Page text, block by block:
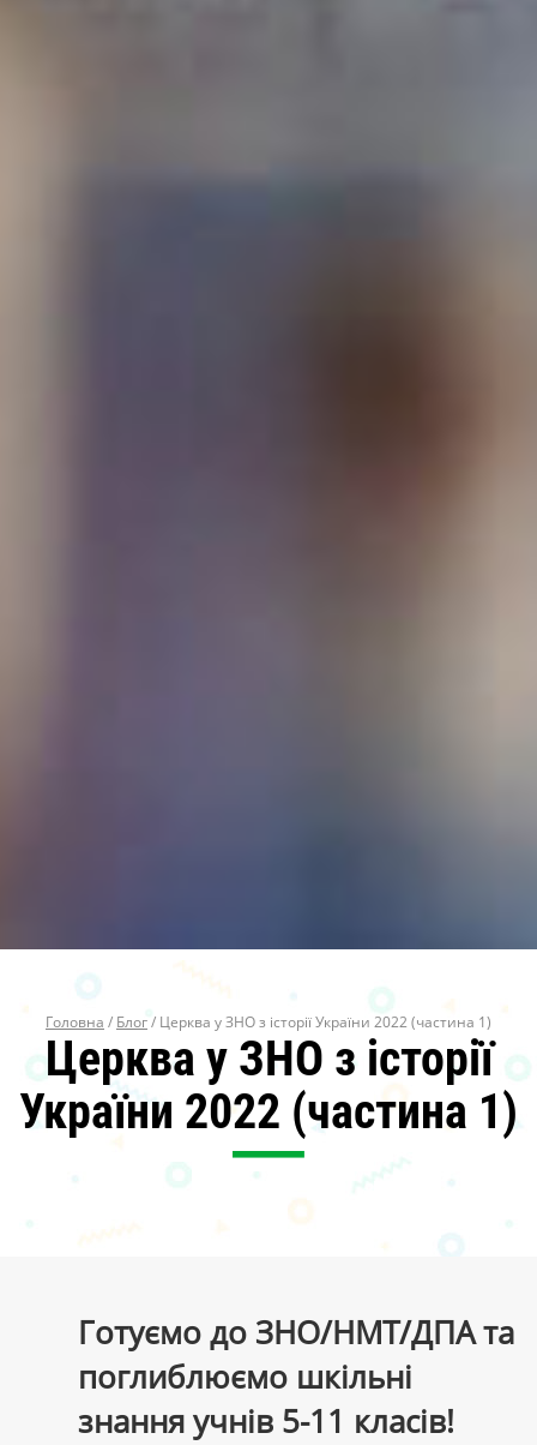
Головна / Блог/ Церква у ЗНО з історії України 2022 (частина 1)
Церква у ЗНО з історії
України 2022 (частина 1)
Готуємо до ЗНО/НМТ/ДПА та
поглиблюємо шкільні
знання учнів 5-11 класів!